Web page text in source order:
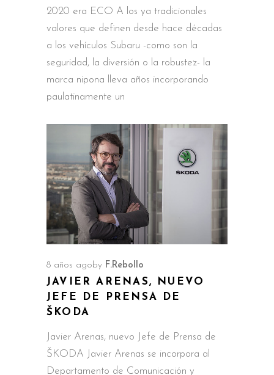
2020 era ECO A los ya tradicionales
valores que definen desde hace décadas
a los vehículos Subaru -como son la
seguridad, la diversión o la robustez- la
marca nipona lleva años incorporando
paulatinamente un
8 años agoby F.Rebollo
JAVIER ARENAS, NUEVO
JEFE DE PRENSA DE
ŠKODA
Javier Arenas, nuevo Jefe de Prensa de
ŠKODA Javier Arenas se incorpora al
Departamento de Comunicación y